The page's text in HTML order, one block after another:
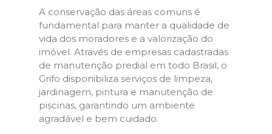
A conservação das áreas comuns é
fundamental para manter a qualidade de
vida dos moradores e a valorização do
imóvel. Através de empresas cadastradas
de manutenção predial em todo Brasil, o
Grifo disponibiliza serviços de limpeza,
jardinagem, pintura e manutenção de
piscinas, garantindo um ambiente
agradável e bem cuidado.